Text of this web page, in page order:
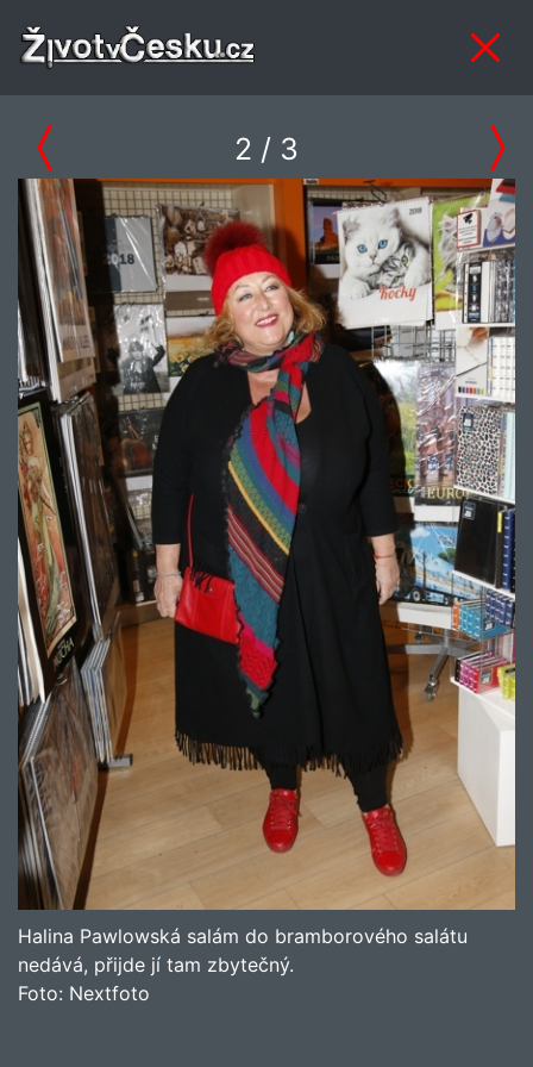
2 / 3
Halina Pawlowská salám do bramborového salátu
nedává, přijde jí tam zbytečný.
Foto: Nextfoto